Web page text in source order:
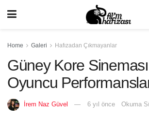
Home Galeri Hafızadan Çıkmayanlar
Güney Kore
Oyuncu
İrem Naz Güvel 6 yıl önce Okuma